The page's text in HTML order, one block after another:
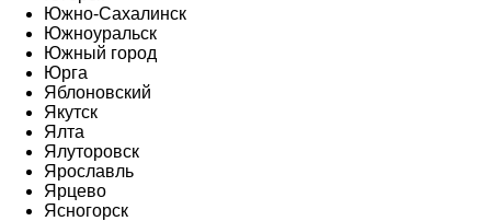
Южно-Сахалинск
Южноуральск
Южный город
Юрга
Яблоновский
Якутск
Ялта
Ялуторовск
Ярославль
Ярцево
Ясногорск